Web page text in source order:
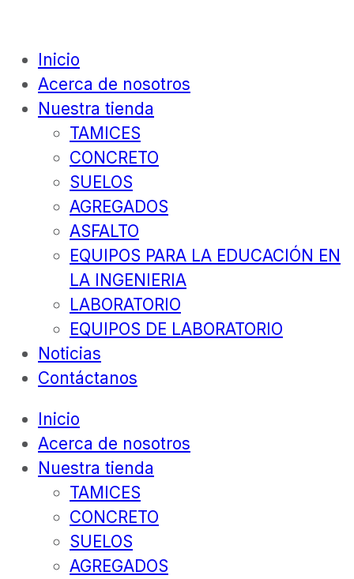
Inicio
Acerca de nosotros
Nuestra tienda
TAMICES
CONCRETO
SUELOS
AGREGADOS
ASFALTO
EQUIPOS PARA LA EDUCACIÓN EN
LA INGENIERIA
LABORATORIO
EQUIPOS DE LABORATORIO
Noticias
Contáctanos
Inicio
Acerca de nosotros
Nuestra tienda
TAMICES
CONCRETO
SUELOS
AGREGADOS